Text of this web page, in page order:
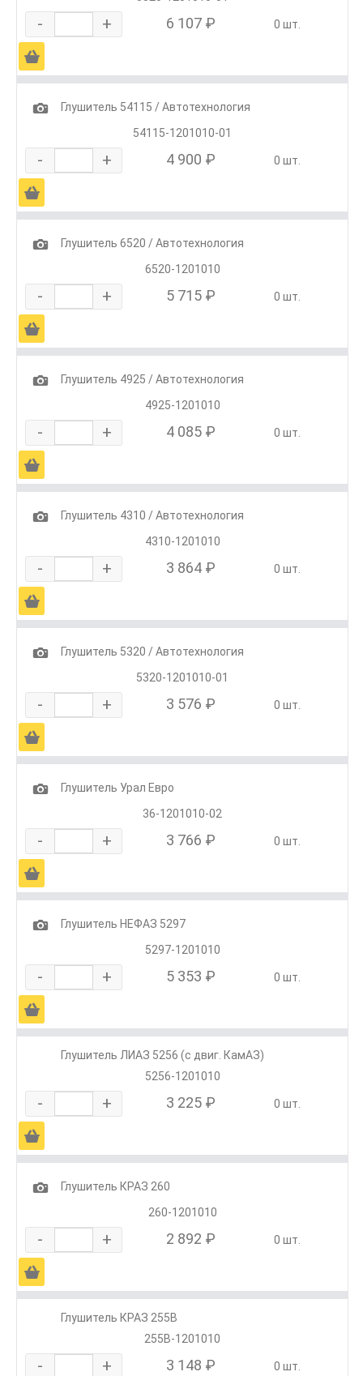
- + 6 107 ₽ 0 шт.
Ä
1
Глушитель 54115 / Автотехнология
54115-1201010-01
- + 4 900 ₽ 0 шт.
Ä
1
Глушитель 6520 / Автотехнология
6520-1201010
- + 5 715 ₽ 0 шт.
Ä
1
Глушитель 4925 / Автотехнология
4925-1201010
- + 4 085 ₽ 0 шт.
Ä
1
Глушитель 4310 / Автотехнология
4310-1201010
- + 3 864 ₽ 0 шт.
Ä
1
Глушитель 5320 / Автотехнология
5320-1201010-01
- + 3 576 ₽ 0 шт.
Ä
1
Глушитель Урал Евро
36-1201010-02
- + 3 766 ₽ 0 шт.
Ä
1
Глушитель НЕФАЗ 5297
5297-1201010
- + 5 353 ₽ 0 шт.
Ä
Глушитель ЛИАЗ 5256 (с двиг. КамАЗ)
5256-1201010
- + 3 225 ₽ 0 шт.
Ä
1
Глушитель КРАЗ 260
260-1201010
- + 2 892 ₽ 0 шт.
Ä
Глушитель КРАЗ 255В
255В-1201010
- + 3 148 ₽ 0 шт.